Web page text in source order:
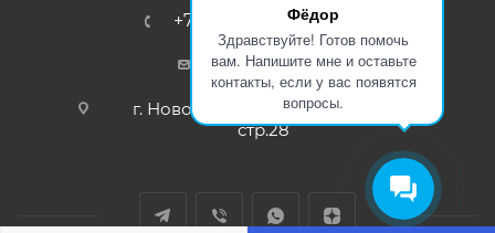
Фёдор
Здравствуйте! Готов помочь
вам. Напишите мне и оставьте
контакты, если у вас появятся
вопросы.
+7 (383) 359-79-89
sale@rsk-r.ru
г. Новосибирск, ул.Чукотская 2
стр.28